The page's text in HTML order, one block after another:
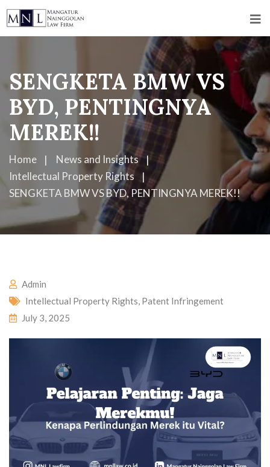
SENGKETA BMW VS
BYD, PENTINGNYA
MEREK!!
Home
News and Insights
Intellectual Property Rights
SENGKETA BMW VS BYD, PENTINGNYA MEREK!!
Admin
Intellectual Property Rights, Patent Infringement
July 3, 2025